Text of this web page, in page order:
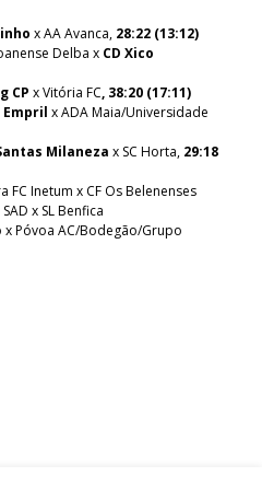
x AA Avanca, 28:22 (13:12)
Delba x CD Xico
CP x Vitória FC, 38:20 (17:11)
Empril x ADA Maia/Universidade
Milaneza x SC Horta, 29:18
FC Inetum x CF Os Belenenses
x SL Benfica
x Póvoa AC/Bodegão/Grupo